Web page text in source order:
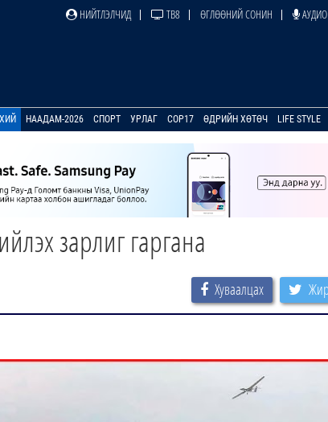
НИЙТЛЭЛЧИД ТВ8 ӨГЛӨӨНИЙ СОНИН
НААДАМ-2026 СПОРТ УРЛАГ COP17 ӨДРИЙН ХӨТӨЧ LIFE STYLE
зарлиг гаргана
Хуваалцах